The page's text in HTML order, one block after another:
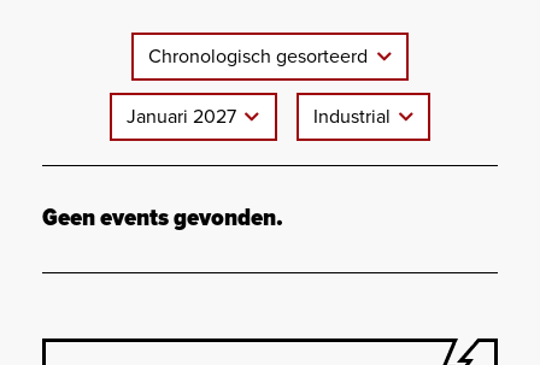
Chronologisch gesorteerd
Januari 2027 Industrial
Geen events gevonden.